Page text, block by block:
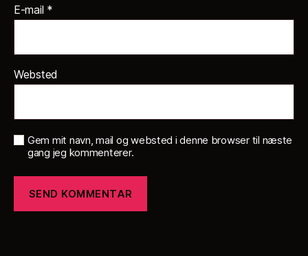
E-mail *
Websted
Gem mit navn, mail og websted i denne browser til næste
gang jeg kommenterer.